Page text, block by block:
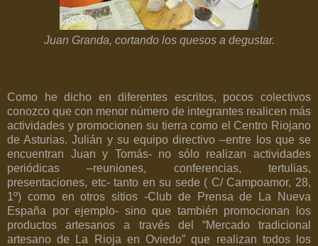
Juan Granda, cortando los quesos a degustar.
Como he dicho en diferentes escritos, pocos colectivos
conozco que con menor número de integrantes realicen más
actividades y promocionen su tierra como el Centro Riojano
de Asturias. Julián y su equipo directivo –entre los que se
encuentran Juan y Tomás- no sólo realizan actividades
periódicas –reuniones, conferencias, tertulias,
presentaciones, etc- tanto en su sede ( C/ Campoamor, 28,
1º) como en otros sitios -Club de Prensa de La Nueva
España por ejemplo- sino que también promocionan los
productos artesanos a través del “Mercado tradicional
artesano de La Rioja en Oviedo” que realizan todos los